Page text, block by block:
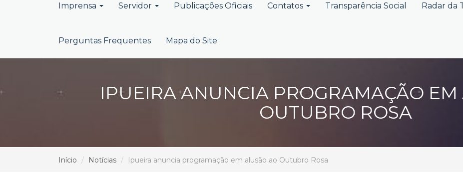
Imprensa Servidor Publicações Oficiais Contatos Transparência Social Radar da
Perguntas Frequentes Mapa do Site
IPUEIRA ANUNCIA PROGRAMAÇÃO
OUTUBRO ROSA
Início Notícias Ipueira anuncia programação em alusão ao Outubro Rosa